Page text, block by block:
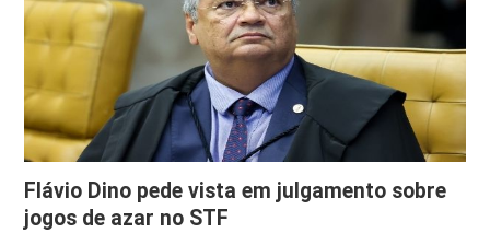
Flávio Dino pede vista em julgamento sobre
jogos de azar no STF